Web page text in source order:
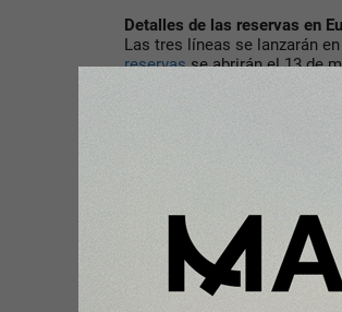
Detalles de las reservas en
Las tres líneas se lanzarán
reservasse abrirán el 13 de
£/1.300 €). Estos ofrecen
agotar existencias.
Para más información o